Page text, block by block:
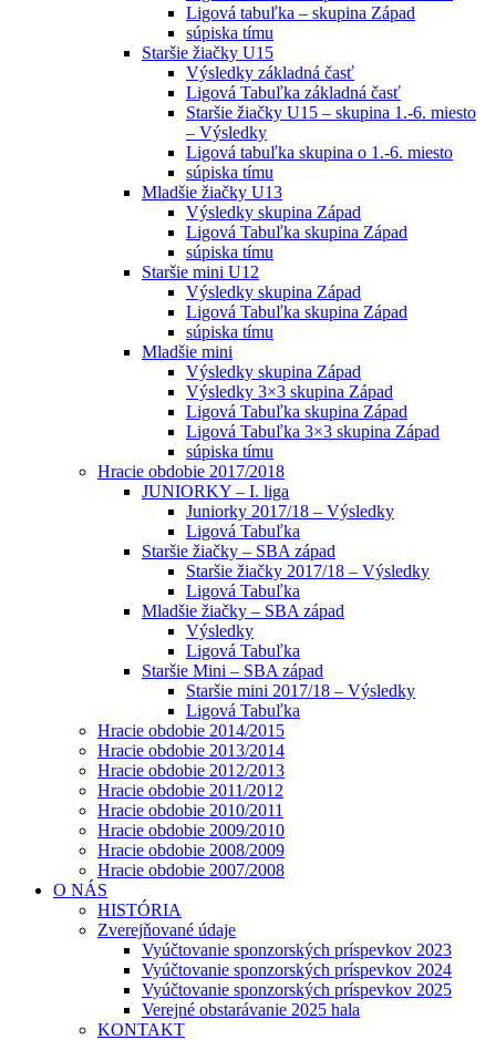
Ligová tabuľka – skupina Západ
súpiska tímu
Staršie žiačky U15
Výsledky základná časť
Ligová Tabuľka základná časť
Staršie žiačky U15 – skupina 1.-6. miesto
– Výsledky
Ligová tabuľka skupina o 1.-6. miesto
súpiska tímu
Mladšie žiačky U13
Výsledky skupina Západ
Ligová Tabuľka skupina Západ
súpiska tímu
Staršie mini U12
Výsledky skupina Západ
Ligová Tabuľka skupina Západ
súpiska tímu
Mladšie mini
Výsledky skupina Západ
Výsledky 3×3 skupina Západ
Ligová Tabuľka skupina Západ
Ligová Tabuľka 3×3 skupina Západ
súpiska tímu
Hracie obdobie 2017/2018
JUNIORKY – I. liga
Juniorky 2017/18 – Výsledky
Ligová Tabuľka
Staršie žiačky – SBA západ
Staršie žiačky 2017/18 – Výsledky
Ligová Tabuľka
Mladšie žiačky – SBA západ
Výsledky
Ligová Tabuľka
Staršie Mini – SBA západ
Staršie mini 2017/18 – Výsledky
Ligová Tabuľka
Hracie obdobie 2014/2015
Hracie obdobie 2013/2014
Hracie obdobie 2012/2013
Hracie obdobie 2011/2012
Hracie obdobie 2010/2011
Hracie obdobie 2009/2010
Hracie obdobie 2008/2009
Hracie obdobie 2007/2008
O NÁS
HISTÓRIA
Zverejňované údaje
Vyúčtovanie sponzorských príspevkov 2023
Vyúčtovanie sponzorských príspevkov 2024
Vyúčtovanie sponzorských príspevkov 2025
Verejné obstarávanie 2025 hala
KONTAKT